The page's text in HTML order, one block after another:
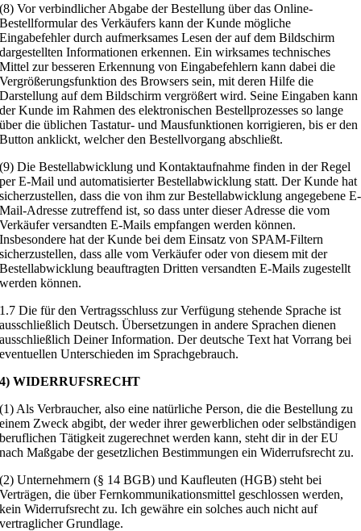
(8) Vor verbindlicher Abgabe der Bestellung über das Online-
Bestellformular des Verkäufers kann der Kunde mögliche
Eingabefehler durch aufmerksames Lesen der auf dem Bildschirm
dargestellten Informationen erkennen. Ein wirksames technisches
Mittel zur besseren Erkennung von Eingabefehlern kann dabei die
Vergrößerungsfunktion des Browsers sein, mit deren Hilfe die
Darstellung auf dem Bildschirm vergrößert wird. Seine Eingaben kann
der Kunde im Rahmen des elektronischen Bestellprozesses so lange
über die üblichen Tastatur- und Mausfunktionen korrigieren, bis er den
Button anklickt, welcher den Bestellvorgang abschließt.
(9) Die Bestellabwicklung und Kontaktaufnahme finden in der Regel
per E-Mail und automatisierter Bestellabwicklung statt. Der Kunde hat
sicherzustellen, dass die von ihm zur Bestellabwicklung angegebene E-
Mail-Adresse zutreffend ist, so dass unter dieser Adresse die vom
Verkäufer versandten E-Mails empfangen werden können.
Insbesondere hat der Kunde bei dem Einsatz von SPAM-Filtern
sicherzustellen, dass alle vom Verkäufer oder von diesem mit der
Bestellabwicklung beauftragten Dritten versandten E-Mails zugestellt
werden können.
1.7 Die für den Vertragsschluss zur Verfügung stehende Sprache ist
ausschließlich Deutsch. Übersetzungen in andere Sprachen dienen
ausschließlich Deiner Information. Der deutsche Text hat Vorrang bei
eventuellen Unterschieden im Sprachgebrauch.
4) WIDERRUFSRECHT
(1) Als Verbraucher, also eine natürliche Person, die die Bestellung zu
einem Zweck abgibt, der weder ihrer gewerblichen oder selbständigen
beruflichen Tätigkeit zugerechnet werden kann, steht dir in der EU
nach Maßgabe der gesetzlichen Bestimmungen ein Widerrufsrecht zu.
(2) Unternehmern (§ 14 BGB) und Kaufleuten (HGB) steht bei
Verträgen, die über Fernkommunikationsmittel geschlossen werden,
kein Widerrufsrecht zu. Ich gewähre ein solches auch nicht auf
vertraglicher Grundlage.